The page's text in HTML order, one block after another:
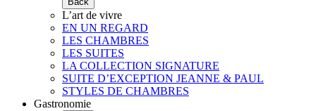
L’art de vivre
EN UN REGARD
LES CHAMBRES
LES SUITES
LA COLLECTION SIGNATURE
SUITE D’EXCEPTION JEANNE & PAUL
STYLES DE CHAMBRES
Gastronomie